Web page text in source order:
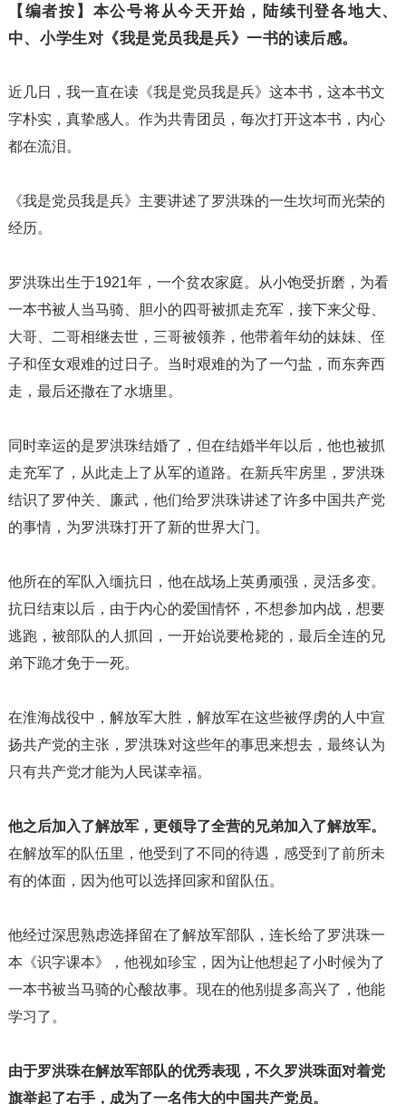
【编者按】 本公号将从今天开始，陆续刊登各地大、
中、小学生对《我是党员我是兵》一书的读后感。
近几日，我一直在读《我是党员我是兵》这本书，这本书文
字朴实，真挚感人。作为共青团员，每次打开这本书，内心
都在流泪。
《我是党员我是兵》主要讲述了罗洪珠的一生坎坷而光荣的
经历。
罗洪珠出生于1921年，一个贫农家庭。从小饱受折磨，为看
一本书被人当马骑、胆小的四哥被抓走充军，接下来父母、
大哥、二哥相继去世，三哥被领养，他带着年幼的妹妹、侄
子和侄女艰难的过日子。当时艰难的为了一勺盐，而东奔西
走，最后还撒在了水塘里。
同时幸运的是罗洪珠结婚了，但在结婚半年以后，他也被抓
走充军了，从此走上了从军的道路。在新兵牢房里，罗洪珠
结识了罗仲关、廉武，他们给罗洪珠讲述了许多中国共产党
的事情，为罗洪珠打开了新的世界大门。
他所在的军队入缅抗日，他在战场上英勇顽强，灵活多变。
抗日结束以后，由于内心的爱国情怀，不想参加内战，想要
逃跑，被部队的人抓回，一开始说要枪毙的，最后全连的兄
弟下跪才免于一死。
在淮海战役中，解放军大胜，解放军在这些被俘虏的人中宣
扬共产党的主张，罗洪珠对这些年的事思来想去，最终认为
只有共产党才能为人民谋幸福。
他之后加入了解放军，更领导了全营的兄弟加入了解放军。
在解放军的队伍里，他受到了不同的待遇，感受到了前所未
有的体面，因为他可以选择回家和留队伍。
他经过深思熟虑选择留在了解放军部队，连长给了罗洪珠一
本《识字课本》，他视如珍宝，因为让他想起了小时候为了
一本书被当马骑的心酸故事。现在的他别提多高兴了，他能
学习了。
由于罗洪珠在解放军部队的优秀表现，不久罗洪珠面对着党
旗举起了右手，成为了一名伟大的中国共产党员。